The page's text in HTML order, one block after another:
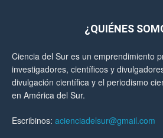
¿QUIÉNES
Ciencia del Sur es un emprendimiento
investigadores, científicos y
divulgación científica y el periodismo
en América del Sur.
Escribinos: acienciadelsur@gmail.com